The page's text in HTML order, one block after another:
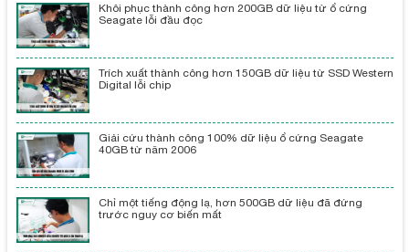
Khôi phục thành công hơn 200GB dữ liệu từ ổ cứng
Seagate lỗi đầu đọc
Trích xuất thành công hơn 150GB dữ liệu từ SSD Western
Digital lỗi chip
Giải cứu thành công 100% dữ liệu ổ cứng Seagate
40GB từ năm 2006
Chỉ một tiếng động lạ, hơn 500GB dữ liệu đã đứng
trước nguy cơ biến mất